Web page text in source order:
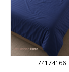
74174166